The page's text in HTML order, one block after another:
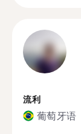
流利
葡萄牙语